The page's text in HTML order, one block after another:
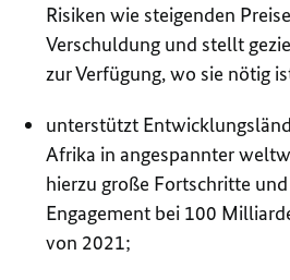
Risiken wie steigenden
Verschuldung und stellt
zur Verfügung, wo sie nötig
unterstützt
Afrika in angespannter
hierzu große Fortschritte
Engagement bei 100
von 2021;